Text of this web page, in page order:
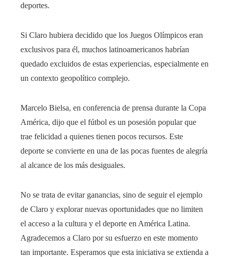
deportes.
Si Claro hubiera decidido que los Juegos Olímpicos eran
exclusivos para él, muchos latinoamericanos habrían
quedado excluidos de estas experiencias, especialmente en
un contexto geopolítico complejo.
Marcelo Bielsa, en conferencia de prensa durante la Copa
América, dijo que el fútbol es un posesión popular que
trae felicidad a quienes tienen pocos recursos. Este
deporte se convierte en una de las pocas fuentes de alegría
al alcance de los más desiguales.
No se trata de evitar ganancias, sino de seguir el ejemplo
de Claro y explorar nuevas oportunidades que no limiten
el acceso a la cultura y el deporte en América Latina.
Agradecemos a Claro por su esfuerzo en este momento
tan importante. Esperamos que esta iniciativa se extienda a